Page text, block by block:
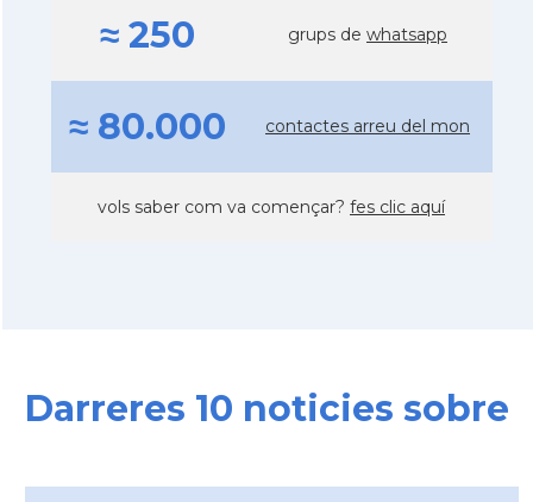
≈ 250 grups de whatsapp
≈ 80.000 contactes arreu del mon
vols saber com va començar? fes clic aquí
Darreres 10 noticies sobre